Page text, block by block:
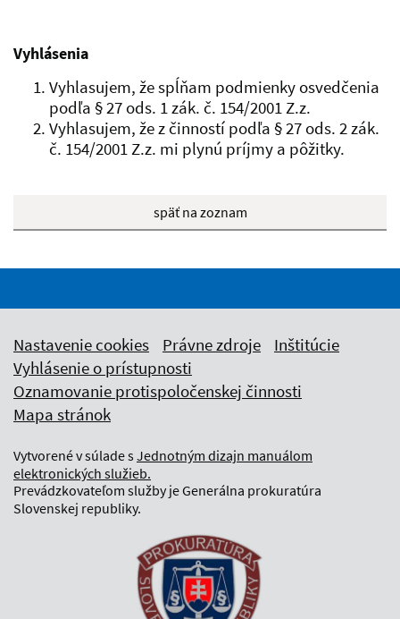
Vyhlásenia
Vyhlasujem, že spĺňam podmienky osvedčenia
podľa § 27 ods. 1 zák. č. 154/2001 Z.z.
Vyhlasujem, že z činností podľa § 27 ods. 2 zák.
č. 154/2001 Z.z. mi plynú príjmy a pôžitky.
späť na zoznam
Nastavenie cookies Právne zdroje
Inštitúcie
Vyhlásenie o prístupnosti
Oznamovanie protispoločenskej činnosti
Mapa stránok
Vytvorené v súlade sJednotným dizajn manuálom
elektronických služieb.
Prevádzkovateľom služby je Generálna prokuratúra
Slovenskej republiky.